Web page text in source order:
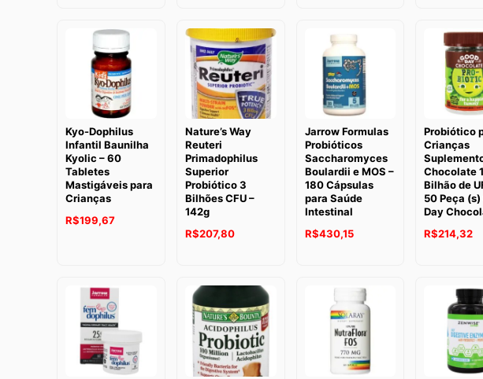
Kyo-Dophilus
Infantil Baunilha
Kyolic – 60
Tabletes
Mastigáveis para
Crianças
R$199,67
Nature’s Way
Reuteri
Primadophilus
Superior
Probiótico 3
Bilhões CFU –
142g
O
era:
R$265,55.
R$207,80O
R$207,80.
Jarrow Formulas
Probióticos
Saccharomyces
Boulardii e MOS –
180 Cápsulas
para Saúde
Intestinal
R$430,15
Probiótico
Crianças
Chocolate 1
Bilhão de
50 Peça (s)
Day
R$214,32